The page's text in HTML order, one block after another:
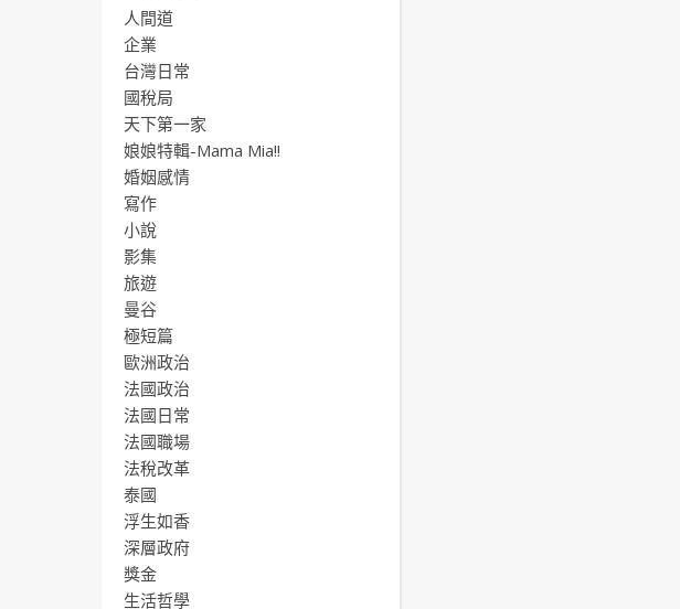
人間道
企業
台灣日常
國稅局
天下第一家
娘娘特輯-Mama Mia!!
婚姻感情
寫作
小說
影集
旅遊
曼谷
極短篇
歐洲政治
法國政治
法國日常
法國職場
法稅改革
泰國
浮生如香
深層政府
獎金
生活哲學